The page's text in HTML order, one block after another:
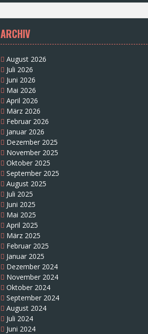
ARCHIV
August 2026
Juli 2026
Juni 2026
Mai 2026
April 2026
März 2026
Februar 2026
Januar 2026
Dezember 2025
November 2025
Oktober 2025
September 2025
August 2025
Juli 2025
Juni 2025
Mai 2025
April 2025
März 2025
Februar 2025
Januar 2025
Dezember 2024
November 2024
Oktober 2024
September 2024
August 2024
Juli 2024
Juni 2024